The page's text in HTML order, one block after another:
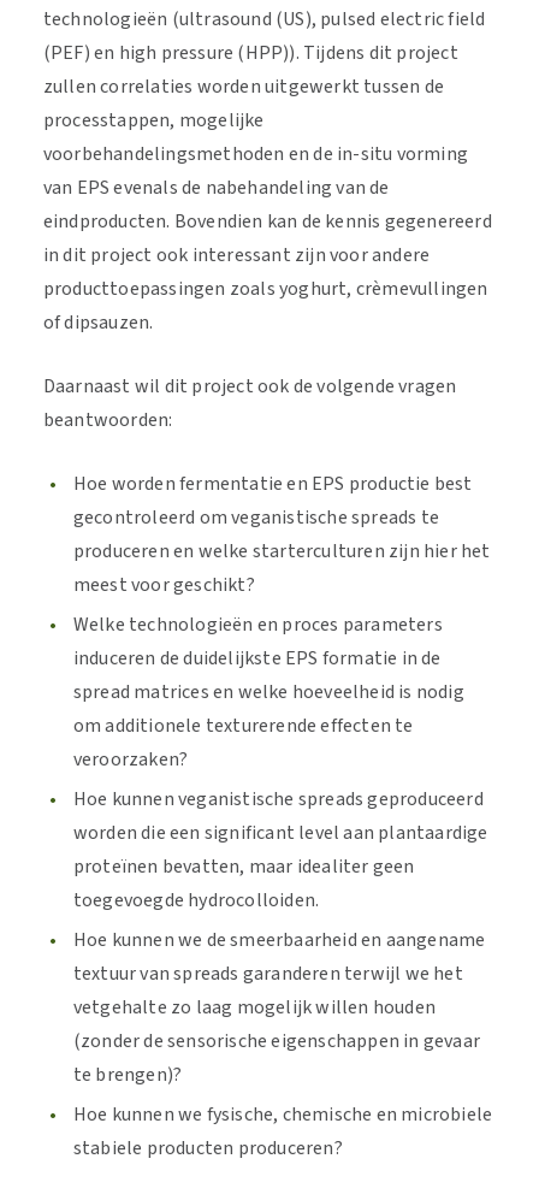
technologieën (ultrasound (US), pulsed electric field
(PEF) en high pressure (HPP)). Tijdens dit project
zullen correlaties worden uitgewerkt tussen de
processtappen, mogelijke
voorbehandelingsmethoden en de in-situ vorming
van EPS evenals de nabehandeling van de
eindproducten. Bovendien kan de kennis gegenereerd
in dit project ook interessant zijn voor andere
producttoepassingen zoals yoghurt, crèmevullingen
of dipsauzen.
Daarnaast wil dit project ook de volgende vragen
beantwoorden:
Hoe worden fermentatie en EPS productie best
gecontroleerd om veganistische spreads te
produceren en welke starterculturen zijn hier het
meest voor geschikt?
Welke technologieën en proces parameters
induceren de duidelijkste EPS formatie in de
spread matrices en welke hoeveelheid is nodig
om additionele texturerende effecten te
veroorzaken?
Hoe kunnen veganistische spreads geproduceerd
worden die een significant level aan plantaardige
proteïnen bevatten, maar idealiter geen
toegevoegde hydrocolloiden.
Hoe kunnen we de smeerbaarheid en aangename
textuur van spreads garanderen terwijl we het
vetgehalte zo laag mogelijk willen houden
(zonder de sensorische eigenschappen in gevaar
te brengen)?
Hoe kunnen we fysische, chemische en microbiele
stabiele producten produceren?